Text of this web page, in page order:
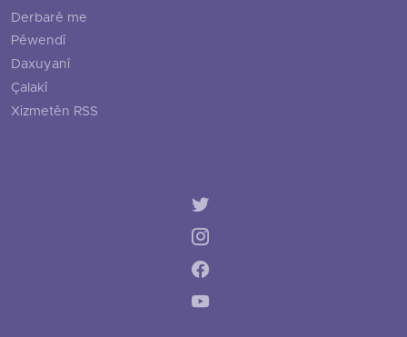
Derbarê me
Pêwendî
Daxuyanî
Çalakî
Xizmetên RSS